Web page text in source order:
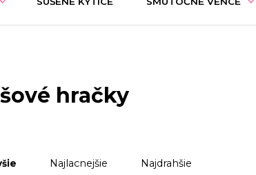
hračky
Najlacnejšie Najdrahšie